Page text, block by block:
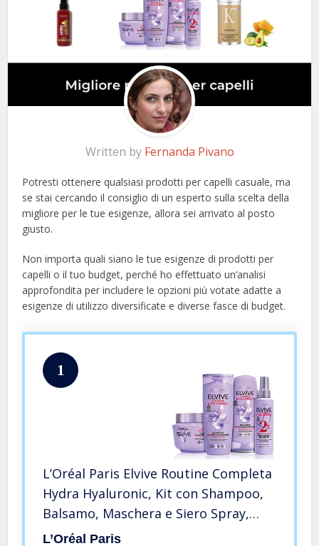
Written by Fernanda Pivano
Potresti ottenere qualsiasi prodotti per capelli casuale, ma
se stai cercando il consiglio di un esperto sulla scelta della
migliore per le tue esigenze, allora sei arrivato al posto
giusto.
Non importa quali siano le tue esigenze di prodotti per
capelli o il tuo budget, perché ho effettuato un’analisi
approfondita per includere le opzioni più votate adatte a
esigenze di utilizzo diversificate e diverse fasce di budget.
1
L’Oréal Paris Elvive Routine Completa
Hydra Hyaluronic, Kit con Shampoo,
Balsamo, Maschera e Siero Spray,
Ideale per Capelli Disidratati, 72H
L’Oréal Paris